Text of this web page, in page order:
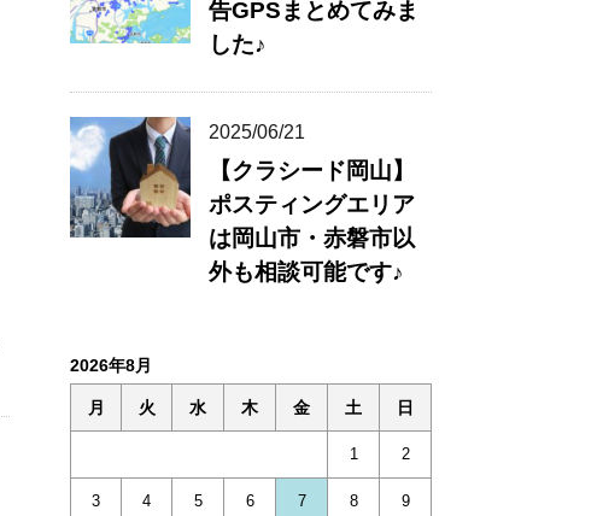
告GPSまとめてみま
した♪
2025/06/21
【クラシード岡山】
ポスティングエリア
は岡山市・赤磐市以
外も相談可能です♪
2026年8月
月 火 水 木 金 土 日
1 2
3 4 5 6 7 8 9